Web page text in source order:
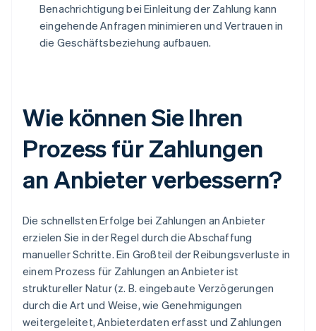
Benachrichtigung bei Einleitung der Zahlung kann
eingehende Anfragen minimieren und Vertrauen in
die Geschäftsbeziehung aufbauen.
Wie können Sie Ihren
Prozess für Zahlungen
an Anbieter verbessern?
Die schnellsten Erfolge bei Zahlungen an Anbieter
erzielen Sie in der Regel durch die Abschaffung
manueller Schritte. Ein Großteil der Reibungsverluste in
einem Prozess für Zahlungen an Anbieter ist
struktureller Natur (z. B. eingebaute Verzögerungen
durch die Art und Weise, wie Genehmigungen
weitergeleitet, Anbieterdaten erfasst und Zahlungen